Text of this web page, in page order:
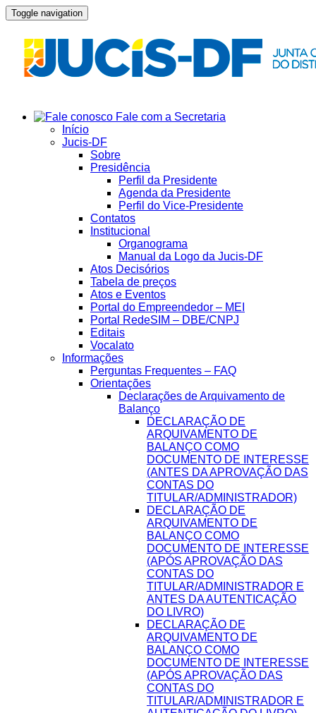
Toggle navigation
Fale com a Secretaria
Início
Jucis-DF
Sobre
Presidência
Perfil da Presidente
Agenda da Presidente
Perfil do Vice-Presidente
Contatos
Institucional
Organograma
Manual da Logo da Jucis-DF
Atos Decisórios
Tabela de preços
Atos e Eventos
Portal do Empreendedor – MEI
Portal RedeSIM – DBE/CNPJ
Editais
Vocalato
Informações
Perguntas Frequentes – FAQ
Orientações
Declarações de Arquivamento de
Balanço
DECLARAÇÃO DE
ARQUIVAMENTO DE
BALANÇO COMO
DOCUMENTO DE INTERESSE
(ANTES DA APROVAÇÃO DAS
CONTAS DO
TITULAR/ADMINISTRADOR)
DECLARAÇÃO DE
ARQUIVAMENTO DE
BALANÇO COMO
DOCUMENTO DE INTERESSE
(APÓS APROVAÇÃO DAS
CONTAS DO
TITULAR/ADMINISTRADOR E
ANTES DA AUTENTICAÇÃO
DO LIVRO)
DECLARAÇÃO DE
ARQUIVAMENTO DE
BALANÇO COMO
DOCUMENTO DE INTERESSE
(APÓS APROVAÇÃO DAS
CONTAS DO
TITULAR/ADMINISTRADOR E